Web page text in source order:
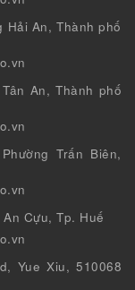
Hải An, Thành phố
An, Thành phố
Trấn Biên,
Cựu, Tp. Huế
Yue Xiu, 510068